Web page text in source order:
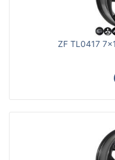
ZF TL0417